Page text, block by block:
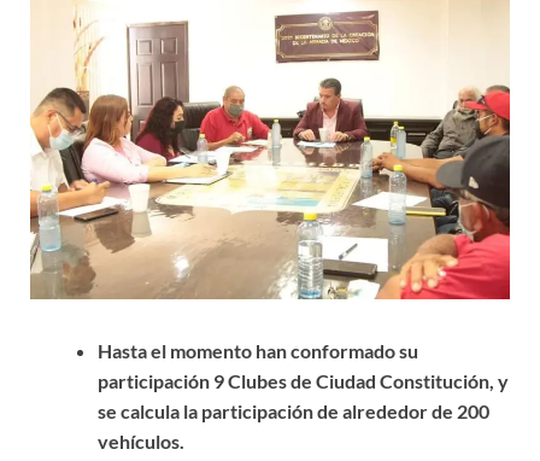
Hasta el momento han conformado su
participación 9 Clubes de Ciudad Constitución, y
se calcula la participación de alrededor de 200
vehículos.